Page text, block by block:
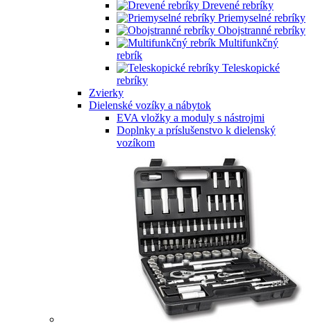
Drevené rebríky
Priemyselné rebríky
Obojstranné rebríky
Multifunkčný
rebrík
Teleskopické
rebríky
Zvierky
Dielenské vozíky a nábytok
EVA vložky a moduly s nástrojmi
Doplnky a príslušenstvo k dielenský
vozíkom